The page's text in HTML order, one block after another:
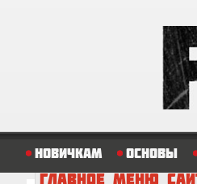
Новичкам Основы
ГЛАВНОЕМЕНЮ